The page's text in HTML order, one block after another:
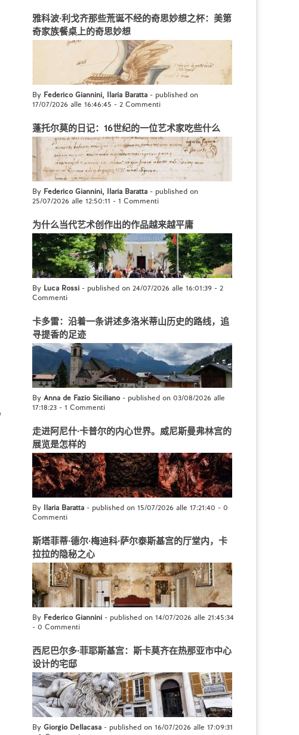
雅科波·利戈齐那些荒诞不经的奇思妙想之杯：美第
奇家族餐桌上的奇思妙想
By Federico Giannini, Ilaria Baratta - published on
17/07/2026 alle 16:46:45 - 2 Commenti
蓬托尔莫的日记：16世纪的一位艺术家吃些什么
By Federico Giannini, Ilaria Baratta - published on
25/07/2026 alle 12:50:11 - 1 Commenti
为什么当代艺术创作出的作品越来越平庸
By Luca Rossi - published on 24/07/2026 alle 16:01:39 - 2
Commenti
卡多雷：沿着一条讲述多洛米蒂山历史的路线，追
寻提香的足迹
By Anna de Fazio Siciliano- published on 03/08/2026 alle
17:18:23 - 1 Commenti
走进阿尼什·卡普尔的内心世界。威尼斯曼弗林宫的
展览是怎样的
By Ilaria Baratta - published on 15/07/2026 alle 17:21:40 - 0
Commenti
斯塔菲蒂·德尔·梅迪科·萨尔泰斯基宫的厅堂内，卡
拉拉的隐秘之心
By Federico Giannini - published on 14/07/2026 alle 21:45:34
- 0 Commenti
西尼巴尔多·菲耶斯基宫：斯卡莫齐在热那亚市中心
设计的宅邸
By Giorgio Dellacasa - published on 16/07/2026 alle 17:09:31